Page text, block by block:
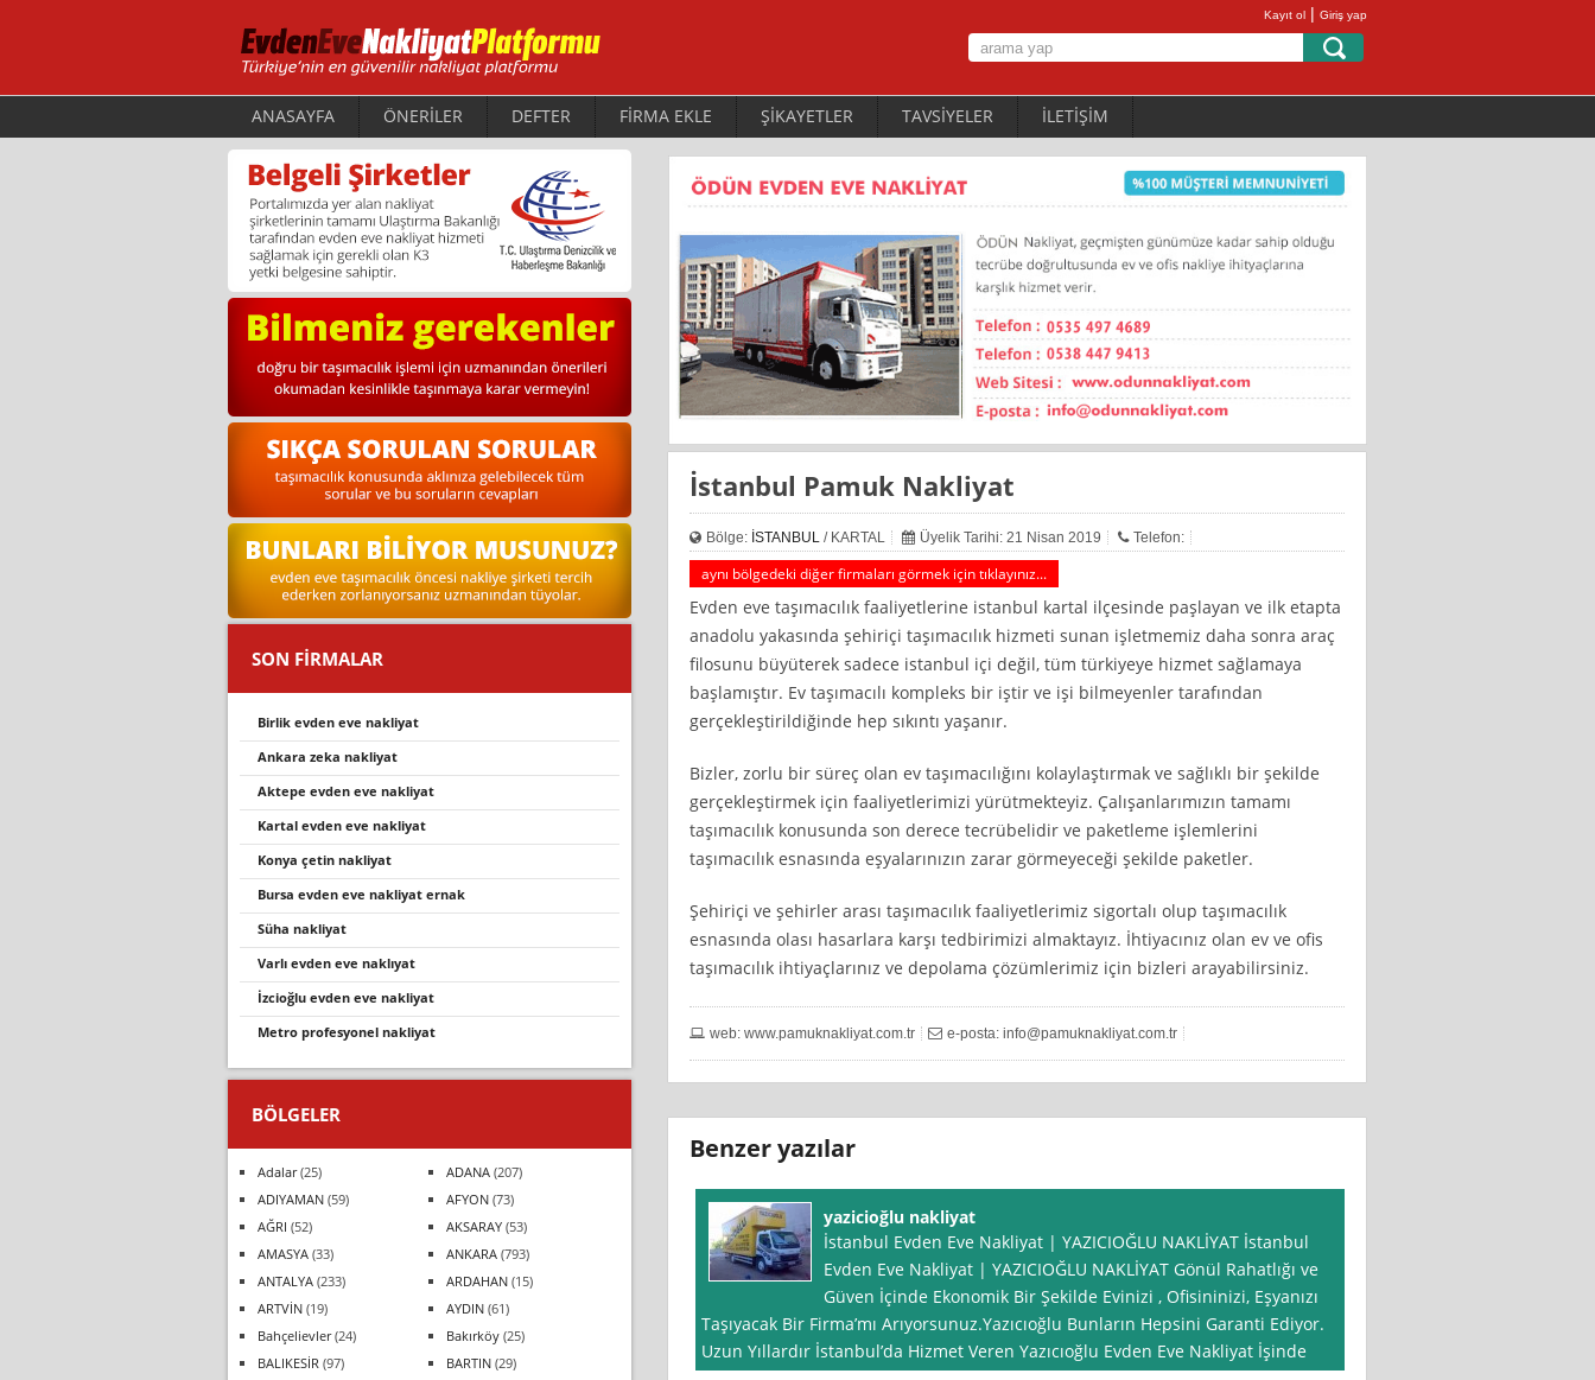
Kayıt ol | Giriş yap
ANASAYFA ÖNERİLER DEFTER FİRMA EKLE ŞİKAYETLER TAVSİYELER İLETİŞİM
İstanbul Pamuk Nakliyat
Bölge: İSTANBUL/ KARTAL Üyelik Tarihi: 21 Nisan 2019 Telefon:
aynı bölgedeki diğer firmaları görmek için tıklayınız...
Evden eve taşımacılık faaliyetlerine istanbul kartal ilçesinde paşlayan ve ilk etapta
anadolu yakasında şehiriçi taşımacılık hizmeti sunan işletmemiz daha sonra araç
filosunu büyüterek sadece istanbul içi değil, tüm türkiyeye hizmet sağlamaya
başlamıştır. Ev taşımacılı kompleks bir iştir ve işi bilmeyenler tarafından
gerçekleştirildiğinde hep sıkıntı yaşanır.
Bizler, zorlu bir süreç olan ev taşımacılığını kolaylaştırmak ve sağlıklı bir şekilde
gerçekleştirmek için faaliyetlerimizi yürütmekteyiz. Çalışanlarımızın tamamı
taşımacılık konusunda son derece tecrübelidir ve paketleme işlemlerini
taşımacılık esnasında eşyalarınızın zarar görmeyeceği şekilde paketler.
Şehiriçi ve şehirler arası taşımacılık faaliyetlerimiz sigortalı olup taşımacılık
esnasında olası hasarlara karşı tedbirimizi almaktayız. İhtiyacınız olan ev ve ofis
taşımacılık ihtiyaçlarınız ve depolama çözümlerimiz için bizleri arayabilirsiniz.
web: www.pamuknakliyat.com.tr e-posta: info@pamuknakliyat.com.tr
Benzer yazılar
yazicioğlu nakliyat
İstanbul Evden Eve Nakliyat | YAZICIOĞLU NAKLİYAT İstanbul
Evden Eve Nakliyat | YAZICIOĞLU NAKLİYAT Gönül Rahatlığı ve
Güven İçinde Ekonomik Bir Şekilde Evinizi , Ofisininizi, Eşyanızı
Taşıyacak Bir Firma’mı Arıyorsunuz.Yazıcıoğlu Bunların Hepsini Garanti Ediyor.
Uzun Yıllardır İstanbul’da Hizmet Veren Yazıcıoğlu Evden Eve Nakliyat İşinde
SON FİRMALAR
birlik evden eve nakliyat
ankara zeka nakli̇yat
aktepe evden eve nakli̇yat
kartal evden eve nakliyat
konya çetin nakliyat
bursa evden eve nakliyat ernak
süha nakliyat
varlı evden eve naklıyat
i̇zcioğlu evden eve nakliyat
metro profesyonel nakliyat
BÖLGELER
Adalar(25) ADANA (207)
ADIYAMAN (59) AFYON (73)
AĞRI (52) AKSARAY (53)
AMASYA (33) ANKARA (793)
ANTALYA (233) ARDAHAN (15)
ARTVİN (19) AYDIN (61)
Bahçelievler(24) Bakırköy (25)
BALIKESİR (97) BARTIN (29)